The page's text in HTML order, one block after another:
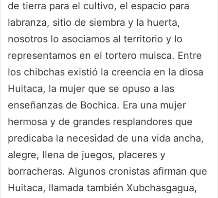
de tierra para el cultivo, el espacio para
labranza, sitio de siembra y la huerta,
nosotros lo asociamos al territorio y lo
representamos en el tortero muisca. Entre
los chibchas existió la creencia en la diosa
Huitaca, la mujer que se opuso a las
enseñanzas de Bochica. Era una mujer
hermosa y de grandes resplandores que
predicaba la necesidad de una vida ancha,
alegre, llena de juegos, placeres y
borracheras. Algunos cronistas afirman que
Huitaca, llamada también Xubchasgagua,